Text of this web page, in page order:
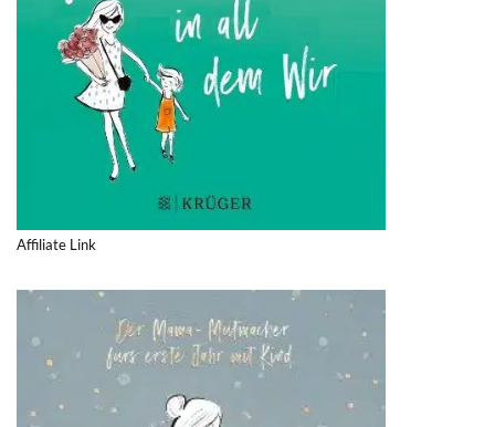
Affiliate Link